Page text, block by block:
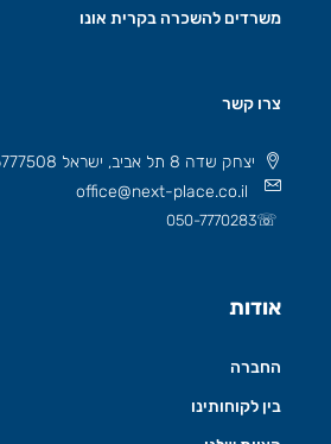
משרדים להשכרה בקרית אונו
צרו קשר
יצחק שדה 8 תל אביב, ישראל 6777508
office@next-place.co.il
☏
050-7770283
אודות
החברה
בין לקוחותינו